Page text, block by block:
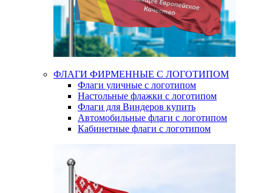
ФЛАГИ ФИРМЕННЫЕ С ЛОГОТИПОМ
Флаги уличные с логотипом
Настольные флажки с логотипом
Флаги для Виндеров купить
Автомобильные флаги с логотипом
Кабинетные флаги с логотипом